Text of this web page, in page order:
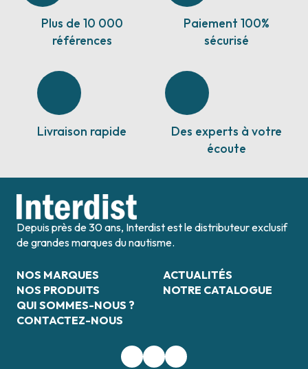
Plus de 10 000
références
Paiement 100%
sécurisé
Livraison rapide
Des experts à votre
écoute
Depuis près de 30 ans, Interdist est le distributeur exclusif
de grandes marques du nautisme.
NOS MARQUES
NOS PRODUITS
QUI SOMMES-NOUS ?
CONTACTEZ-NOUS
ACTUALITÉS
NOTRE CATALOGUE